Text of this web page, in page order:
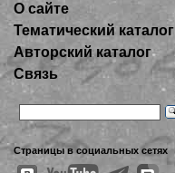
О сайте
Тематический каталог
Авторский каталог
Связь
Страницы в социальных сетях